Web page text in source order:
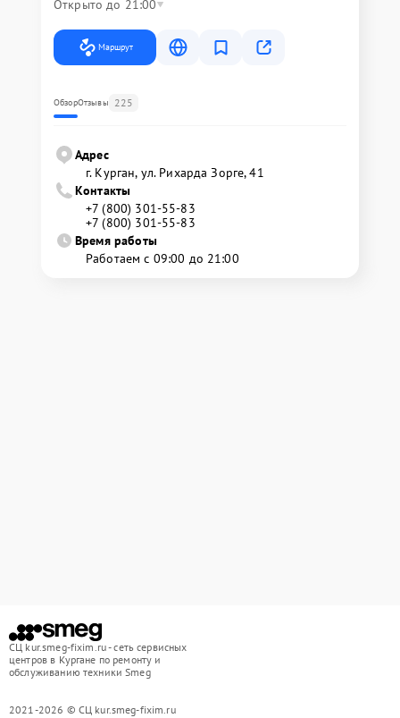
Открыто до 21:00
Маршрут
ОбзорОтзывы 225
Адрес
г. Курган, ул. Рихарда Зорге, 41
Контакты
+7 (800) 301-55-83
+7 (800) 301-55-83
Время работы
Работаем с 09:00 до 21:00
СЦ kur.smeg-fixim.ru - сеть сервисных
центров в Кургане по ремонту и
обслуживанию техники Smeg
2021-2026 © СЦ kur.smeg-fixim.ru